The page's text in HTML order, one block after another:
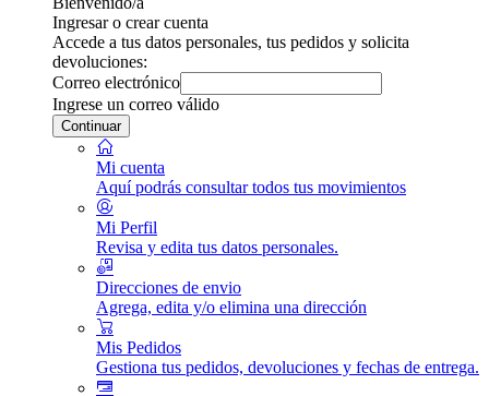
Ingresar o crear cuenta
Accede a tus datos personales, tus pedidos y solicita
devoluciones:
Correo electrónico
Ingrese un correo válido
Continuar
Mi cuenta
Aquí podrás consultar todos tus movimientos
Mi Perfil
Revisa y edita tus datos personales.
Direcciones de envio
Agrega, edita y/o elimina una dirección
Mis Pedidos
Gestiona tus pedidos, devoluciones y fechas de entrega.